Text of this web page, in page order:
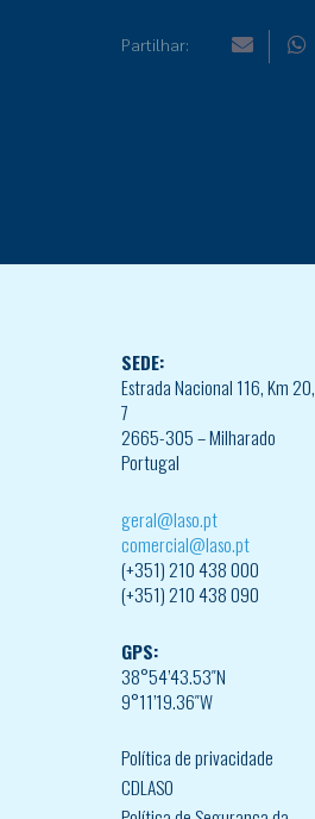
Partilhar:
SEDE:
Estrada Nacional 116, Km 20,
7
2665-305 – Milharado
Portugal
geral@laso.pt
comercial@laso.pt
(+351) 210 438 000
(+351) 210 438 090
GPS:
38°54’43.53″N
9°11’19.36″W
Política de privacidade
CDLASO